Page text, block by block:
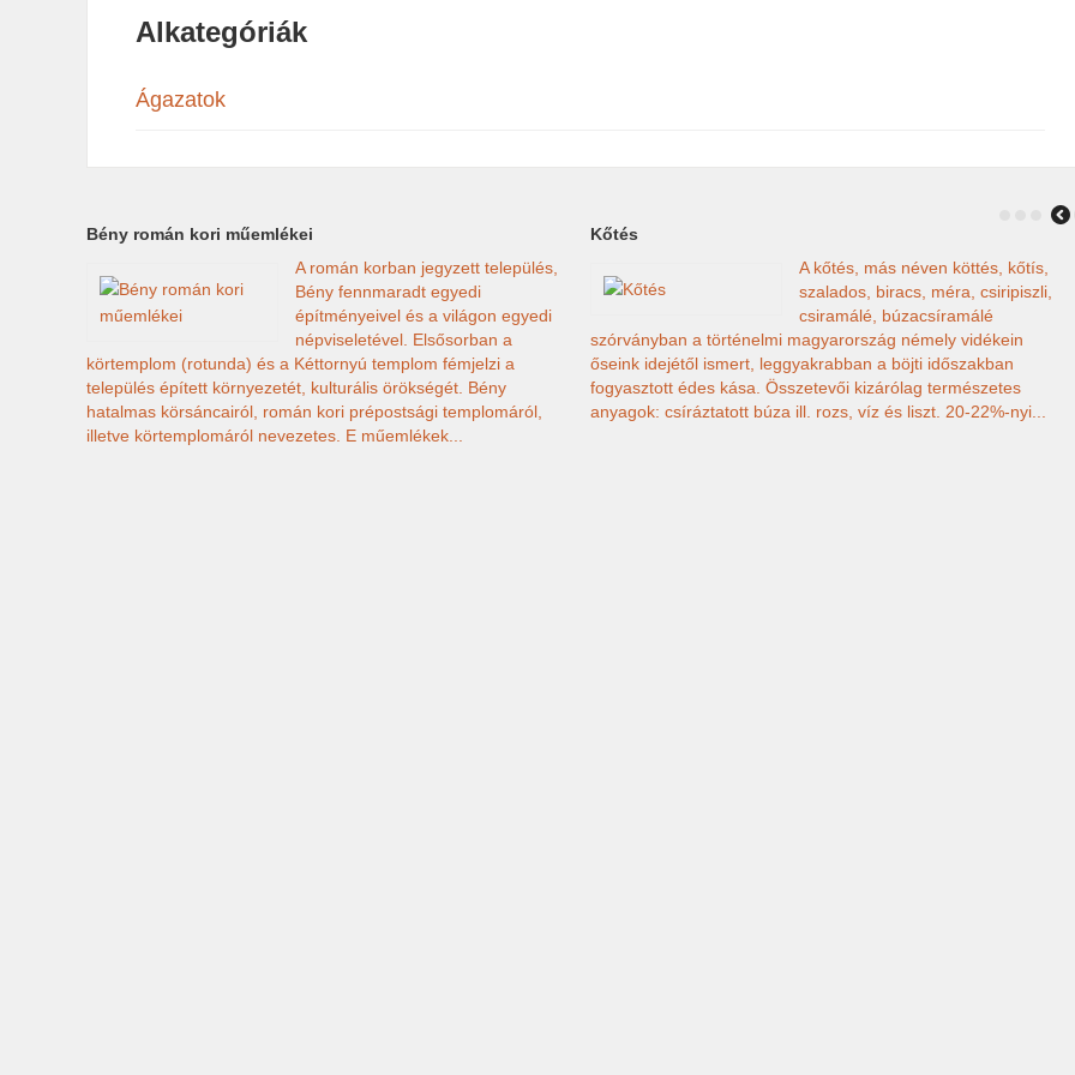
Alkategóriák
Ágazatok
Bény román kori műemlékei
A román korban jegyzett település,
Bény fennmaradt egyedi
építményeivel és a világon egyedi
népviseletével. Elsősorban a
körtemplom (rotunda) és a Kéttornyú templom fémjelzi a
település épített környezetét, kulturális örökségét. Bény
hatalmas körsáncairól, román kori prépostsági templomáról,
illetve körtemplomáról nevezetes. E műemlékek...
Kőtés
A kőtés, más néven köttés, kőtís,
szalados, biracs, méra, csiripiszli,
csiramálé, búzacsíramálé
szórványban a történelmi magyarország némely vidékein
őseink idejétől ismert, leggyakrabban a böjti időszakban
fogyasztott édes kása. Összetevői kizárólag természetes
anyagok: csíráztatott búza ill. rozs, víz és liszt. 20-22%-nyi...